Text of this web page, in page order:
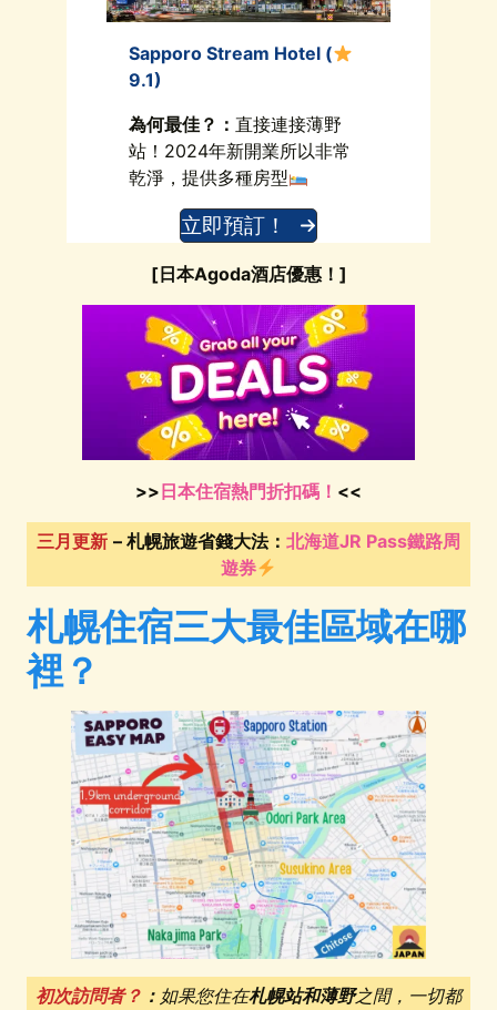
Sapporo Stream Hotel (
9.1)
為何最佳？：直接連接薄野
站！2024年新開業所以非常
乾淨，提供多種房型
立即預訂！
[日本Agoda酒店優惠！]
>>日本住宿熱門折扣碼！ <<
三月更新 – 札幌旅遊省錢大法： 北海道JR Pass鐵路周
遊券
札幌住宿三大最佳區域在哪
裡？
初次訪問者？ ： 如果您住在札幌站和薄野之間，一切都